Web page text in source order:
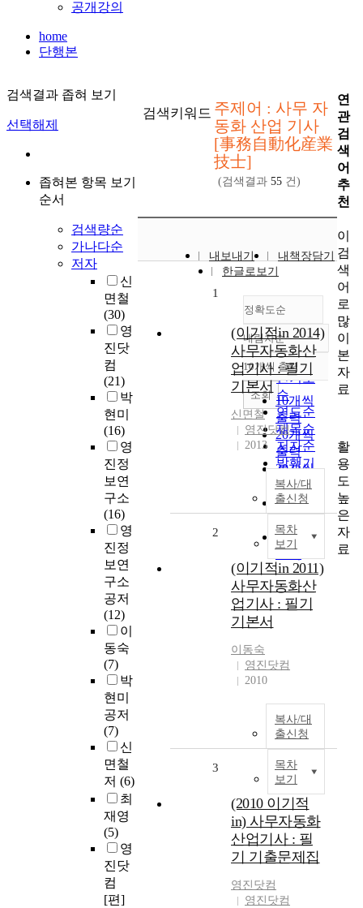
공개강의
home
단행본
검색결과 좁혀 보기
선택해제
좁혀본 항목 보기
순서
검색량순
가나다순
저자
신
면철
(30)
영
진닷
컴
(21)
박
현미
(16)
영
진정
보연
구소
(16)
영
진정
보연
구소
공저
(12)
이
동숙
(7)
박
현미
공저
(7)
신
면철
저 (6)
최
재영
(5)
영
진닷
컴
[편]
검색키워드 주제어 : 사무 자
동화 산업 기사
[事務自動化産業
技士]
(검색결과 55 건)
내보내기
내책장담기
한글로보기
정확도순
정확도
순
인기도
순
연도순
제목순
저자순
발행기
관순
내림차순
내림차순
10개씩 출력
10개씩
출력
20개씩
출력
30개씩
출력
50개씩
100개씩
조회
1
(이기적in 2014)
사무자동화산
업기사 : 필기
기본서
신면철
영진닷컴
2013
복사/대
출신청
목차
보기
2
(이기적in 2011)
사무자동화산
업기사 : 필기
기본서
이동숙
영진닷컴
2010
복사/대
출신청
목차
보기
3
(2010 이기적
in) 사무자동화
산업기사 : 필
기 기출문제집
영진닷컴
영진닷컴
연
관
검
색
어
추
천
이
검
색
어
로
많
이
본
자
료
활
용
도
높
은
자
료